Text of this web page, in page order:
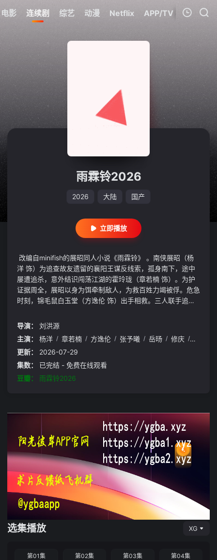
电影 连续剧 综艺 动漫 Netflix APP/TV
暂无观看影片的记录
雨霖铃2026
2026 大陆 国产
立即播放
改编自minifish的展昭同人小说《雨霖铃》 。南侠展昭（杨
洋 饰）为追查故友遗留的襄阳王谋反线索，孤身南下，途中
屡遭追杀，意外结识闯荡江湖的霍玲珑（章若楠 饰）。为护
证据周全，展昭以身为饵牵制敌人，为救百姓力竭被俘。危急
时刻，锦毛鼠白玉堂（方逸伦 饰）出手相救。三人联手追查
证，最终挫败其朝野和江湖的阴谋布局，还江湖正气与百姓安
导演：
刘洪源
主演：
杨洋 / 章若楠 / 方逸伦 / 张予曦 / 岳旸 / 修庆 / 鲁诺
更新：
2026-07-29
集数：
已完结 - 免费在线观看
豆瓣：
雨霖铃2026
选集播放 XG
第01集 第02集 第03集 第04集